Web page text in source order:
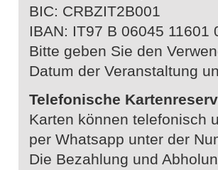
BIC: CRBZIT2B001
IBAN: IT97 B 06045 11601
Bitte geben Sie den
Datum der Veranstaltung
Telefonische
Karten können telefonisch
per Whatsapp unter der
Die Bezahlung und